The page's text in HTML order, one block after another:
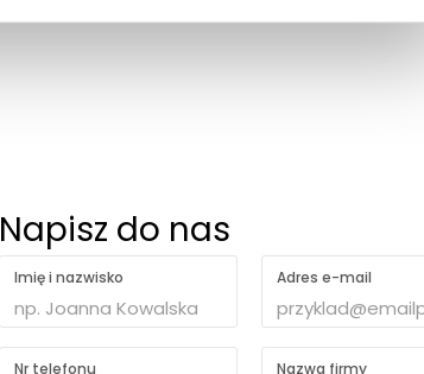
Napisz do nas
Imię i nazwisko Adres e-mail
Nr telefonu Nazwa firmy